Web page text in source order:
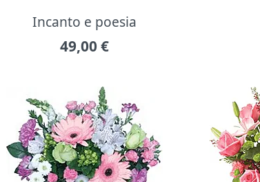
Incanto e poesia
49,00 €